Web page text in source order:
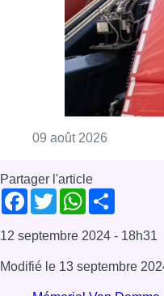
12 septembre 2024- 18h31
13 septembre 2024
Mémorial Van Damme
Stade Roi Baudouin
Bruxelles-ville
News
Offres d’emploi